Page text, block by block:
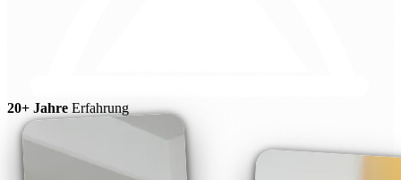
20+ Jahre Erfahrung